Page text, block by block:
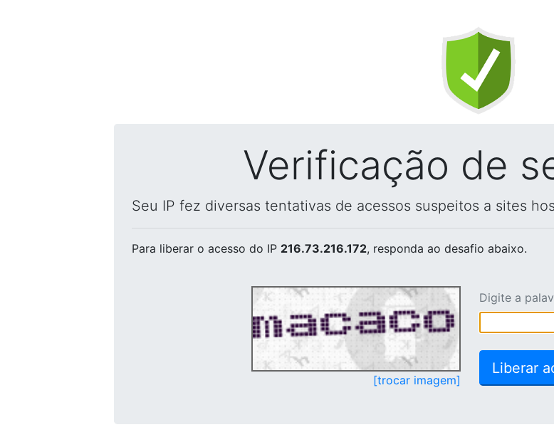
Verificação de
Seu IP fez diversas tentativas de acessos suspeitos a sites
Para liberar o acesso do IP 216.73.216.172, responda ao desafio abaixo.
[trocar imagem]
Digite a